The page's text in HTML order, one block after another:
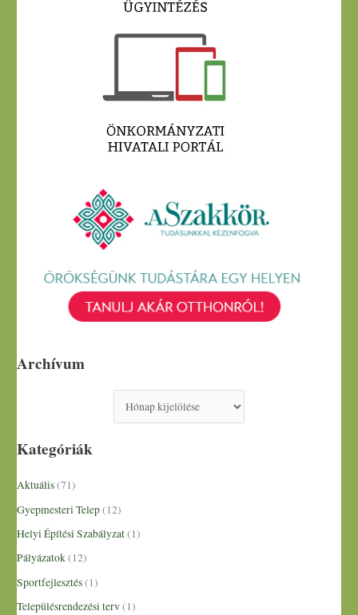
Archívum
Kategóriák
Aktuális(71)
Gyepmesteri Telep(12)
Helyi Építési Szabályzat(1)
Pályázatok(12)
Sportfejlesztés(1)
Településrendezési terv(1)